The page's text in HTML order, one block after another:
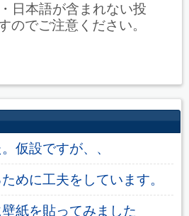
日本語が含まれない投
のでご注意ください。
仮設ですが、、
めに工夫をしています。
紙を貼ってみました